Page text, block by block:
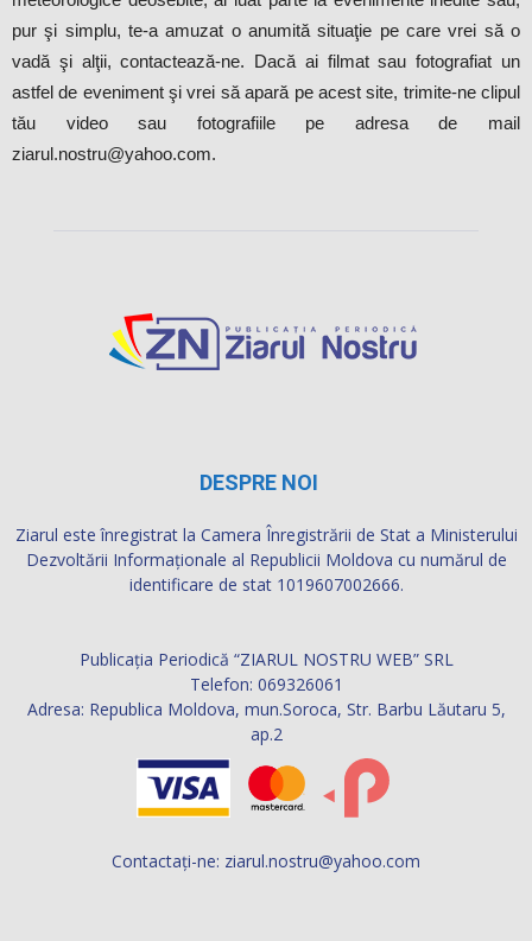
pur şi simplu, te-a amuzat o anumită situaţie pe care vrei să o
vadă şi alţii, contactează-ne. Dacă ai filmat sau fotografiat un
astfel de eveniment şi vrei să apară pe acest site, trimite-ne clipul
tău video sau fotografiile pe adresa de mail
ziarul.nostru@yahoo.com.
DESPRE NOI
Ziarul este înregistrat la Camera Înregistrării de Stat a Ministerului
Dezvoltării Informaţionale al Republicii Moldova cu numărul de
identificare de stat 1019607002666.
Publicația Periodică “ZIARUL NOSTRU WEB” SRL
Telefon: 069326061
Adresa: Republica Moldova, mun.Soroca, Str. Barbu Lăutaru 5,
ap.2
Contactați-ne: ziarul.nostru@yahoo.com